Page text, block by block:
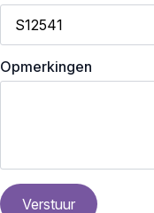
Opmerkingen
Verstuur